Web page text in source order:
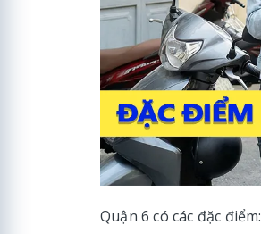
Quận 6 có các đặc điểm: